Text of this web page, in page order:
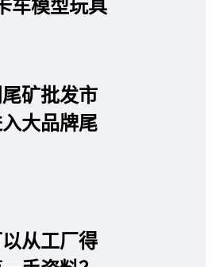
车模型玩具
尾矿批发市
大品牌尾
从工厂得